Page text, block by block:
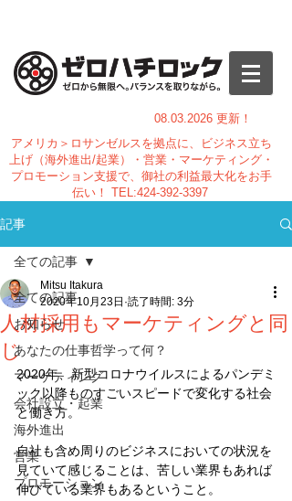
08.03.2026 更新！
アメリカ＞ロサンゼルスを拠点に、ビジネス立ち
上げ（海外進出/起業）・営業・マーケティング・
プロモーション支援で、御社の利益最大化をお手
伝い！ TEL:424-392-3397
記事
全ての記事
お知らせ
あなたの仕事哲学って何？
マーケティング
会社設立・起業
海外進出
営業
プロモーション
全ての記事
人材採用もマーケティングと同
じ
Mitsu Itakura
2020年10月23日 読了時間: 3分
2020年、新型コロナウイルスによるパンデミ
ック以降ものすごいスピードで変化する社会
と働き方。
自社も含め周りのビジネスにおいての状況を
見ていて感じることは、苦しい業界もあれば
伸びている業界もあるということ。